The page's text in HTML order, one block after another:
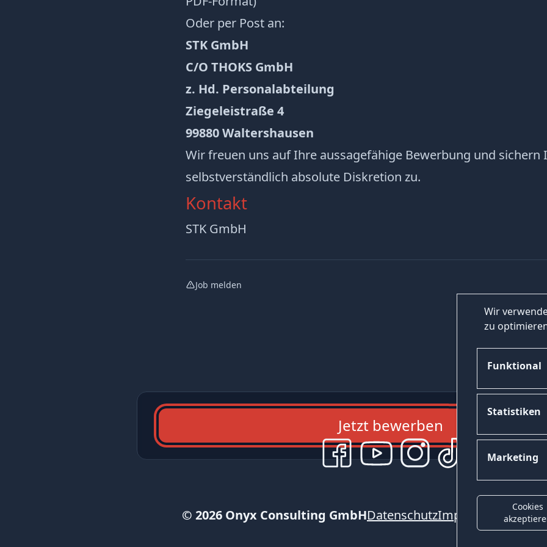
Wir
zu
Funktional
Statistiken
Marketing
Cookies
Oder per Post an:
STK GmbH
C/O THOKS GmbH
z. Hd. Personalabteilung
Ziegeleistraße 4
99880 Waltershausen
Wir freuen uns auf Ihre aussagefähige Bewerbung und sichern
selbstverständlich absolute Diskretion zu.
Kontakt
STK GmbH
Job melden
Jetzt bewerben
DatenschutzImpressum Kontakt
© 2026 Onyx Consulting GmbH